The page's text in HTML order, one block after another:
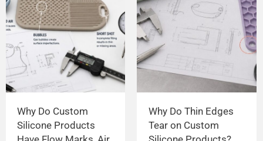
Why Do Custom
Silicone Products
Why Do Thin Edges
Tear on Custom